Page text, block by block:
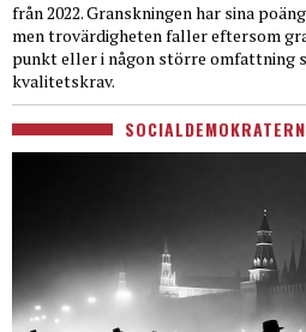
från 2022. Granskningen har sina
men trovärdigheten faller eftersom
punkt eller i någon större omfattning
kvalitetskrav.